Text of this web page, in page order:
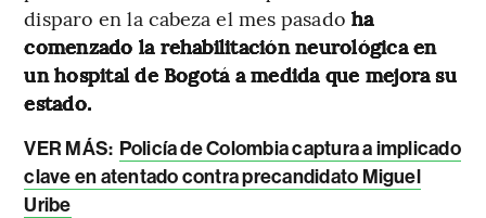
disparo en la cabeza el mes pasado ha
comenzado la rehabilitación neurológica en
un hospital de Bogotá a medida que mejora su
estado.
VER MÁS: Policía de Colombia captura a implicado
clave en atentado contra precandidato Miguel
Uribe